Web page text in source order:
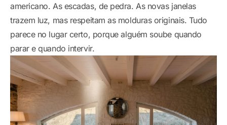
americano. As escadas, de pedra. As novas janelas
trazem luz, mas respeitam as molduras originais. Tudo
parece no lugar certo, porque alguém soube quando
parar e quando intervir.